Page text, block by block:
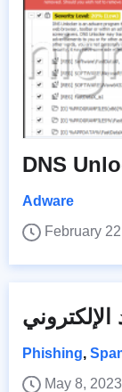
DNS
Adware
February
Phishing,
May 8, 2023